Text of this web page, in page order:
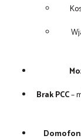
Brak PCC–